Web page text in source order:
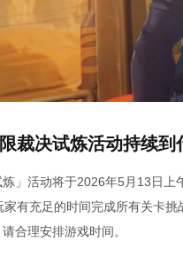
裁决试炼活动持续到
炼」活动将于2026年5月13日
家有充足的时间完成所有关卡
合理安排游戏时间。